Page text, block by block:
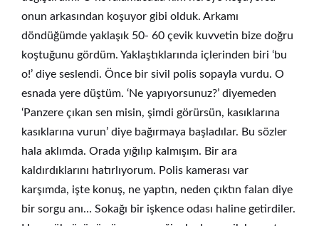
onun arkasından koşuyor gibi olduk. Arkamı
döndüğümde yaklaşık 50- 60 çevik kuvvetin bize doğru
koştuğunu gördüm. Yaklaştıklarında içlerinden biri ‘bu
o!’ diye seslendi. Önce bir sivil polis sopayla vurdu. O
esnada yere düştüm. ‘Ne yapıyorsunuz?’ diyemeden
‘Panzere çıkan sen misin, şimdi görürsün, kasıklarına
kasıklarına vurun’ diye bağırmaya başladılar. Bu sözler
hala aklımda. Orada yığılıp kalmışım. Bir ara
kaldırdıklarını hatırlıyorum. Polis kamerası var
karşımda, işte konuş, ne yaptın, neden çıktın falan diye
bir sorgu anı… Sokağı bir işkence odası haline getirdiler.